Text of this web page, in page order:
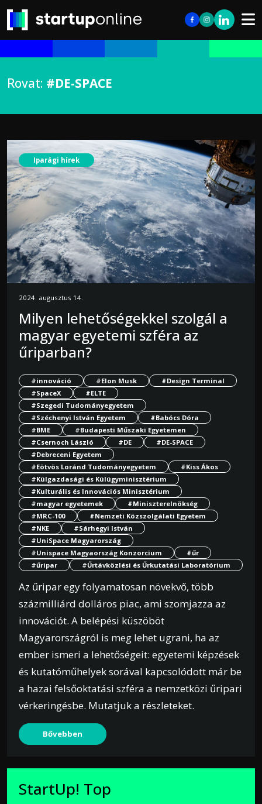
Rovat: #DE-SPACE
Iparági hírek
2024. augusztus 14.
Milyen lehetőségekkel szolgál a
magyar egyetemi szféra az
űriparban?
#innováció #Elon Musk
#Design Terminal
#SpaceX
#ELTE
#Szegedi Tudományegyetem
#Széchenyi István Egyetem
#Babócs Dóra
#BME
#Budapesti Műszaki Egyetemen
#Csernoch László
#DE
#DE-SPACE
#Debreceni Egyetem
#Eötvös Loránd Tudományegyetem
#Kiss Ákos
#Külgazdasági és Külügyminisztérium
#Kulturális és Innovációs Minisztérium
#magyar egyetemek
#Miniszterelnökség
#MRC-100
#Nemzeti Közszolgálati Egyetem
#NKE
#Sárhegyi István
#UniSpace Magyarország
#Unispace Magyaország Konzorcium
#űr
#űripar
#Űrtávközlési és Űrkutatási Laboratórium
Az űripar egy folyamatosan növekvő, több
százmilliárd dolláros piac, ami szomjazza az
innovációt. A belépési küszöböt
Magyarországról is meg lehet ugrani, ha az
ember ismeri a lehetőségeit: egyetemi képzések
és kutatóműhelyek sorával kapcsolódott már be
a hazai felsőoktatási szféra a nemzetközi űripari
vérkeringésbe. Mutatjuk a részleteket.
Bővebben
StartUp! Top